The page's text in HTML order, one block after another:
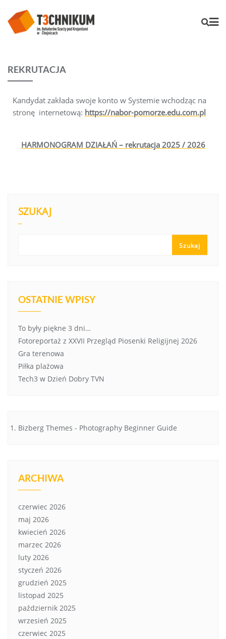
REKRUTACJA
Kandydat zakłada swoje konto w Systemie wchodząc na
stronę internetową: https://nabor-pomorze.edu.com.pl
HARMONOGRAM DZIAŁAŃ – rekrutacja 2025 / 2026
SZUKAJ
Szukaj
OSTATNIE WPISY
To były piękne 3 dni…
Fotoreportaż z XXVII Przegląd Piosenki Religijnej 2026
Gra terenowa
Piłka plażowa
Tech3 w Dzień Dobry TVN
Bizberg Themes - Photography Beginner Guide
ARCHIWA
czerwiec 2026
maj 2026
kwiecień 2026
marzec 2026
luty 2026
styczeń 2026
grudzień 2025
listopad 2025
październik 2025
wrzesień 2025
czerwiec 2025